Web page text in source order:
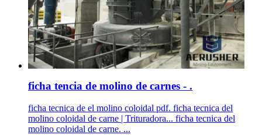
ficha tencia de molino de carnes - .
ficha tecnica de el molino coloidal pdf. ficha tecnica del
molino coloidal de carne | Trituradora... ficha tecnica del
molino coloidal de carne. ...